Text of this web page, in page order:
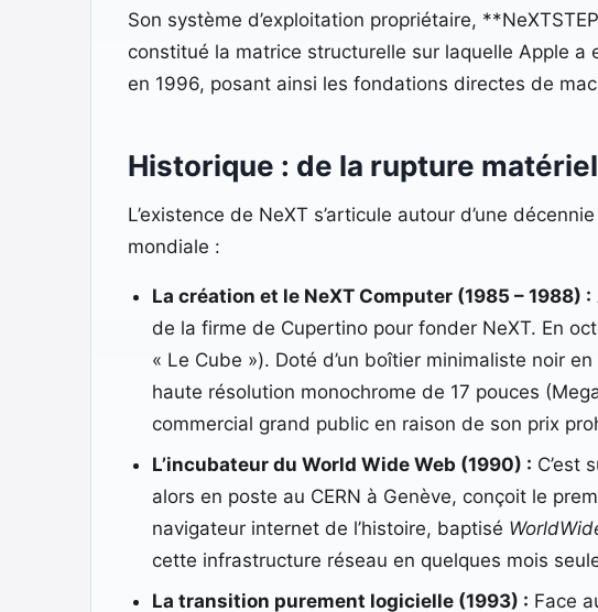
Son système d’exploitation propriétaire,
constitué la matrice structurelle sur laquelle Apple
en 1996, posant ainsi les fondations directes de
Historique : de la rupture
L’existence de NeXT s’articule autour d’une
mondiale :
La création et le NeXT Computer (1985 – 1988) :
de la firme de Cupertino pour fonder NeXT. En
« Le Cube »). Doté d’un boîtier minimaliste noir
haute résolution monochrome de 17 pouces
commercial grand public en raison de son prix
L’incubateur du World Wide Web (1990) : C’est
alors en poste au CERN à Genève, conçoit le
navigateur internet de l’histoire, baptisé
cette infrastructure réseau en quelques mois
La transition purement logicielle (1993) : Face